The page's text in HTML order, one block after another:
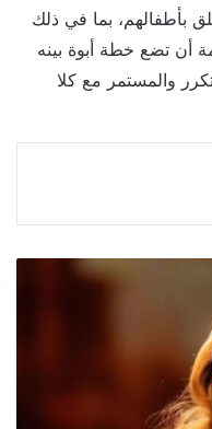
بأطفالهم، بما في ذلك
أن تضع خطة أبوة بينه
والمستمر مع كلا